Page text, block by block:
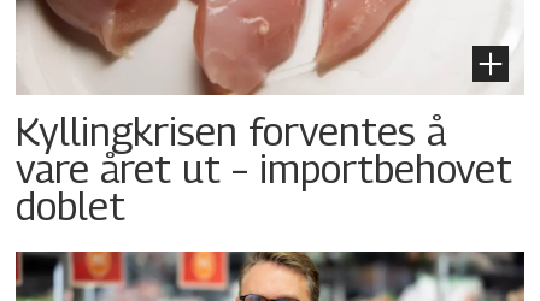
Kyllingkrisen forventes å
vare året ut – importbehovet
doblet